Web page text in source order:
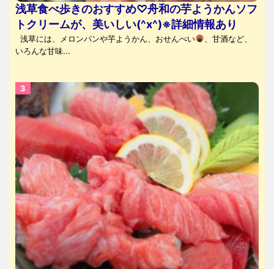
浅草食べ歩きのおすすめ♡舟和の芋ようかんソフ
トクリームが、美いしい(^x^)※詳細情報あり
浅草には、メロンパンや芋ようかん、おせんべい
、甘酒など、
いろんな甘味...